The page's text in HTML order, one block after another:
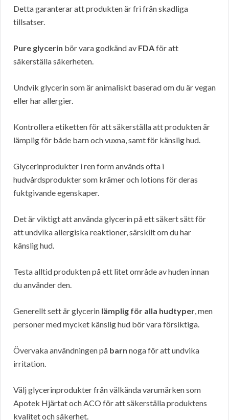
Detta garanterar att produkten är fri från skadliga
tillsatser.
Pure glycerin bör vara godkänd av FDAför att
säkerställa säkerheten.
Undvik glycerin som är animaliskt baserad om du är vegan
eller har allergier.
Kontrollera etiketten för att säkerställa att produkten är
lämplig för både barn och vuxna, samt för känslig hud.
Glycerinprodukter i ren form används ofta i
hudvårdsprodukter som krämer och lotions för deras
fuktgivande egenskaper.
Det är viktigt att använda glycerin på ett säkert sätt för
att undvika allergiska reaktioner, särskilt om du har
känslig hud.
Testa alltid produkten på ett litet område av huden innan
du använder den.
Generellt sett är glycerin lämplig för alla hudtyper, men
personer med mycket känslig hud bör vara försiktiga.
Övervaka användningen på barn noga för att undvika
irritation.
Välj glycerinprodukter från välkända varumärken som
Apotek Hjärtat och ACO för att säkerställa produktens
kvalitet och säkerhet.